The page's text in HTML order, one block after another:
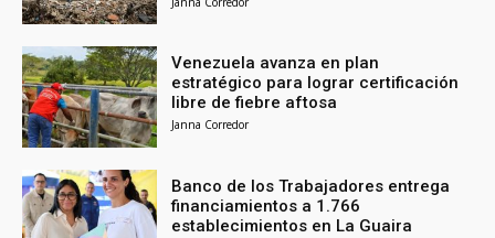
Venezuela avanza en plan
estratégico para lograr certificación
libre de fiebre aftosa
Janna Corredor
Banco de los Trabajadores entrega
financiamientos a 1.766
establecimientos en La Guaira